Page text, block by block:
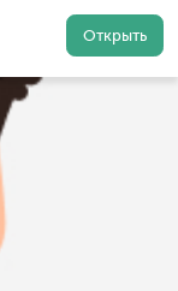
Открыть
Повара у